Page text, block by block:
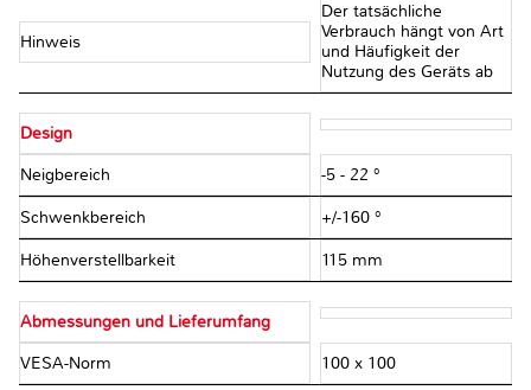
Hinweis
Der tatsächliche
Verbrauch hängt von Art
und Häufigkeit der
Nutzung des Geräts ab
Design
Neigbereich -5 - 22 °
Schwenkbereich +/-160 °
Höhenverstellbarkeit 115 mm
Abmessungen und Lieferumfang
VESA-Norm 100 x 100